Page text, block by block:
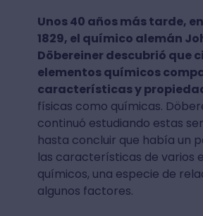
Unos 40 años más tarde,
1829, el químico alemán
Döbereiner descubrió que
elementos químicos
características y
físicas como químicas.
continuó estudiando estas
hasta concluir que había un
las características de varios
químicos, una especie de
algunos factores.